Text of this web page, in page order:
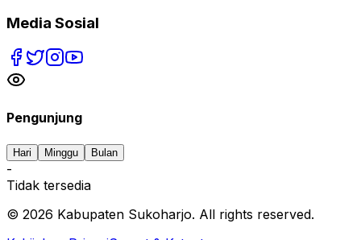
Media Sosial
Pengunjung
Hari Minggu Bulan
-
Tidak tersedia
© 2026 Kabupaten Sukoharjo. All rights reserved.